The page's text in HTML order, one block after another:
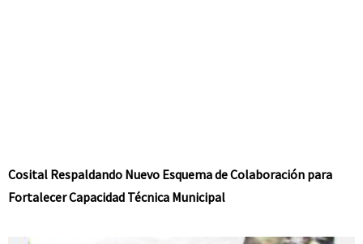
Cosital Respaldando Nuevo Esquema de Colaboración para
Fortalecer Capacidad Técnica Municipal